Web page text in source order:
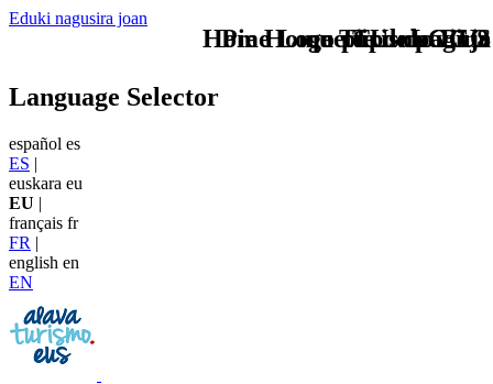
Eduki nagusira joan
TU - LOGO
Language Selector
español es
ES |
euskara eu
EU |
français fr
FR |
english en
EN
que tipo de viaje
Home Logo pie de página
Pie Home Turismo EUS